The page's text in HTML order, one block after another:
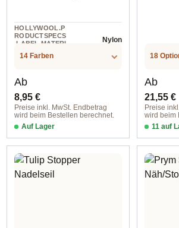
HOLLYWOOL.P
RODUCTSPECS
.LABEL.MATERI
AL
Nylon
14 Farben
Regulärer Preis:
Ab
8,95 €
Preise inkl. MwSt. Endbetrag
wird beim Bestellen berechnet.
Auf Lager
56 cm / Swivel Lantern Moon ergibt mit
18
Ab
21,55 €
Preise
wird beim
11 auf
Large 5